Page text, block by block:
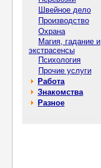
Швейное дело
Производство
Охрана
Магия, гадание и
экстрасенсы
Психология
Прочие услуги
Работа
Знакомства
Разное